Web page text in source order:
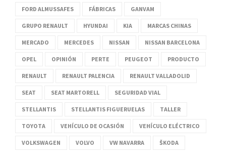
FORD ALMUSSAFES FÁBRICAS GANVAM
GRUPO RENAULT HYUNDAI KIA MARCAS CHINAS
MERCADO MERCEDES NISSAN NISSAN BARCELONA
OPEL OPINIÓN PERTE PEUGEOT PRODUCTO
RENAULT RENAULT PALENCIA RENAULT VALLADOLID
SEAT SEAT MARTORELL SEGURIDAD VIAL
STELLANTIS STELLANTIS FIGUERUELAS TALLER
TOYOTA VEHÍCULO DE OCASIÓN VEHÍCULO ELÉCTRICO
VOLKSWAGEN VOLVO VW NAVARRA ŠKODA